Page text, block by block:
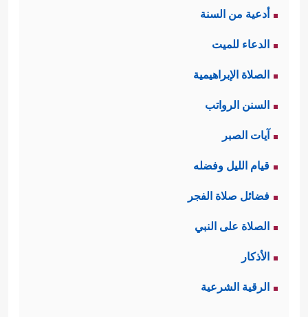
أدعية من السنة
الدعاء للميت
الصلاة الإبراهيمية
السنن الرواتب
آيات الصبر
قيام الليل وفضله
فضائل صلاة الفجر
الصلاة على النبي
الأذكار
الرقية الشرعية